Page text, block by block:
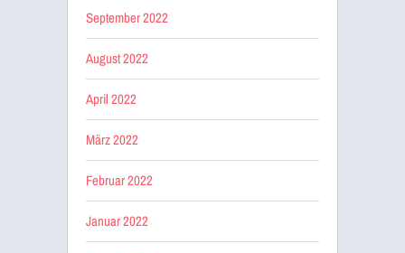
September 2022
August 2022
April 2022
März 2022
Februar 2022
Januar 2022